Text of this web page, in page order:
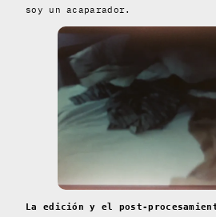
soy un acaparador.
La edición y el post-